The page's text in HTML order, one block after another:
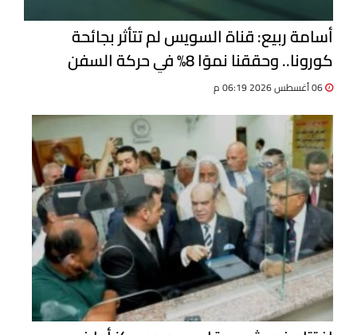
أسامة ربيع: قناة السويس لم تتأثر بجائحة
كورونا.. وحققنا نموًا 8% في حركة السفن